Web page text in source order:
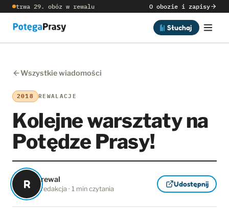
trwa 29. obóz w rewalu O obozie i zapisy
Słuchaj
Wszystkie wiadomości
2018 REWALACJE
Kolejne warsztaty na
Potędze Prasy!
R rewal
redakcja · 1 min czytania
Udostępnij